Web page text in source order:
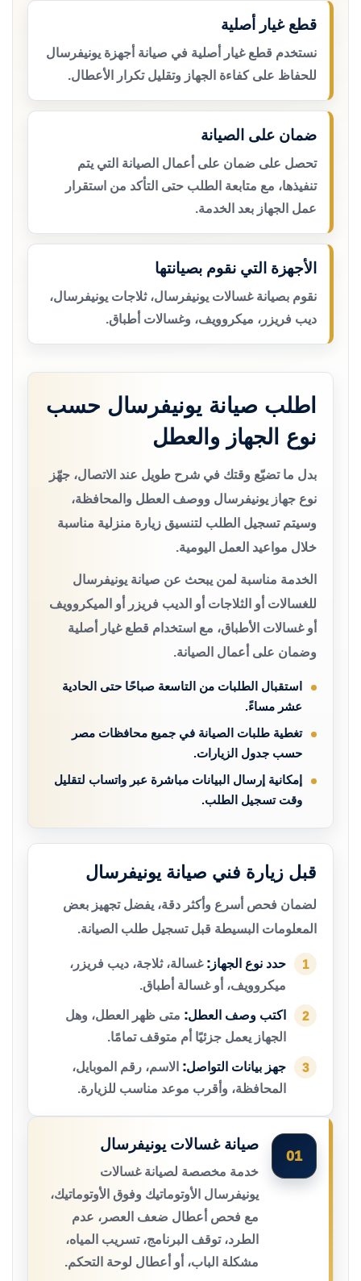
قطع غيار أصلية
نستخدم قطع غيار أصلية في صيانة أجهزة يونيفرسال
للحفاظ على كفاءة الجهاز وتقليل تكرار الأعطال.
ضمان على الصيانة
تحصل على ضمان على أعمال الصيانة التي يتم
تنفيذها، مع متابعة الطلب حتى التأكد من استقرار
عمل الجهاز بعد الخدمة.
الأجهزة التي نقوم بصيانتها
نقوم بصيانة غسالات يونيفرسال، ثلاجات يونيفرسال،
ديب فريزر، ميكروويف، وغسالات أطباق.
اطلب صيانة يونيفرسال حسب
نوع الجهاز والعطل
بدل ما تضيّع وقتك في شرح طويل عند الاتصال، جهّز
نوع جهاز يونيفرسال ووصف العطل والمحافظة،
وسيتم تسجيل الطلب لتنسيق زيارة منزلية مناسبة
خلال مواعيد العمل اليومية.
الخدمة مناسبة لمن يبحث عن صيانة يونيفرسال
للغسالات أو الثلاجات أو الديب فريزر أو الميكروويف
أو غسالات الأطباق، مع استخدام قطع غيار أصلية
وضمان على أعمال الصيانة.
استقبال الطلبات من التاسعة صباحًا حتى الحادية
عشر مساءً.
تغطية طلبات الصيانة في جميع محافظات مصر
حسب جدول الزيارات.
إمكانية إرسال البيانات مباشرة عبر واتساب لتقليل
وقت تسجيل الطلب.
قبل زيارة فني صيانة يونيفرسال
لضمان فحص أسرع وأكثر دقة، يفضل تجهيز بعض
المعلومات البسيطة قبل تسجيل طلب الصيانة.
1 حدد نوع الجهاز: غسالة، ثلاجة، ديب فريزر،
ميكروويف، أو غسالة أطباق.
2 اكتب وصف العطل: متى ظهر العطل، وهل
الجهاز يعمل جزئيًا أم متوقف تمامًا.
3 جهز بيانات التواصل: الاسم، رقم الموبايل،
المحافظة، وأقرب موعد مناسب للزيارة.
01
صيانة غسالات يونيفرسال
خدمة مخصصة لصيانة غسالات
يونيفرسال الأوتوماتيك وفوق الأوتوماتيك،
مع فحص أعطال ضعف العصر، عدم
الطرد، توقف البرنامج، تسريب المياه،
مشكلة الباب، أو أعطال لوحة التحكم.